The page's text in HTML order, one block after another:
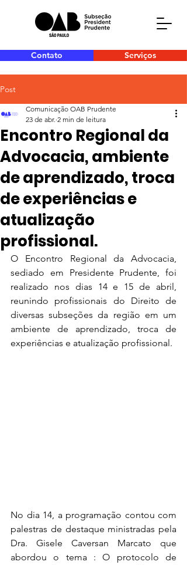
Contato Serviços
Post
Encontro Regional da
Advocacia, ambiente
de aprendizado, troca
de experiências e
atualização
profissional.
Comunicação OAB Prudente
23 de abr. 2 min de leitura
O Encontro Regional da Advocacia,
sediado em Presidente Prudente, foi
realizado nos dias 14 e 15 de abril,
reunindo profissionais do Direito de
diversas subseções da região em um
ambiente de aprendizado, troca de
experiências e atualização profissional.
No dia 14, a programação contou com
palestras de destaque ministradas pela
Dra. Gisele Caversan Marcato que
abordou o tema : O protocolo de